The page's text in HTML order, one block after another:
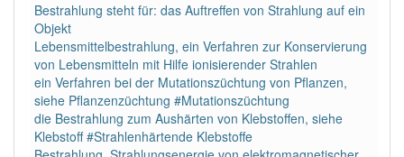
DER:127Ausnahmen
Beispiele
DIE:11 043
DAS:2Ausnahmen Beispiele
Bestrahlung steht für: das Auftreffen von Strahlung auf ein
Objekt
Lebensmittelbestrahlung, ein Verfahren zur Konservierung
von Lebensmitteln mit Hilfe ionisierender Strahlen
ein Verfahren bei der Mutationszüchtung von Pflanzen,
siehe Pflanzenzüchtung #Mutationszüchtung
die Bestrahlung zum Aushärten von Klebstoffen, siehe
Klebstoff #Strahlenhärtende Klebstoffe